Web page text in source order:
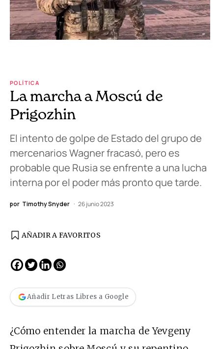
POLÍTICA
La marcha a Moscú de
Prigozhin
El intento de golpe de Estado del grupo de
mercenarios Wagner fracasó, pero es
probable que Rusia se enfrente a una lucha
interna por el poder más pronto que tarde.
por Timothy Snyder 26 junio 2023
AÑADIR A FAVORITOS
Añadir Letras Libres a Google
¿Cómo entender la marcha de Yevgeny